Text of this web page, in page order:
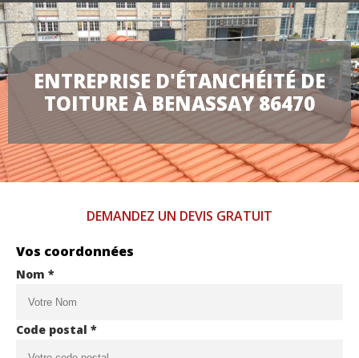
ENTREPRISE D'ÉTANCHÉITÉ DE
TOITURE À BENASSAY 86470
DEMANDEZ UN DEVIS GRATUIT
Vos coordonnées
Nom *
Code postal *